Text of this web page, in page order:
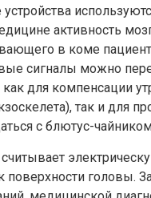
активность
в коме
сигналы можно
для компенсации
так и для
с блютус-
головы.